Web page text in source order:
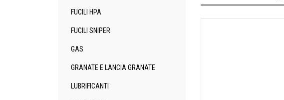
FUCILI HPA
FUCILI SNIPER
GAS
GRANATE E LANCIA GRANATE
LUBRIFICANTI